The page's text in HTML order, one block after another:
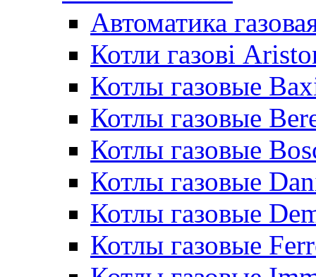
Автоматика
Котли газові
Котлы газовые
Котлы газовые
Котлы газовые
Котлы газовые
Котлы газовые
Котлы газовые